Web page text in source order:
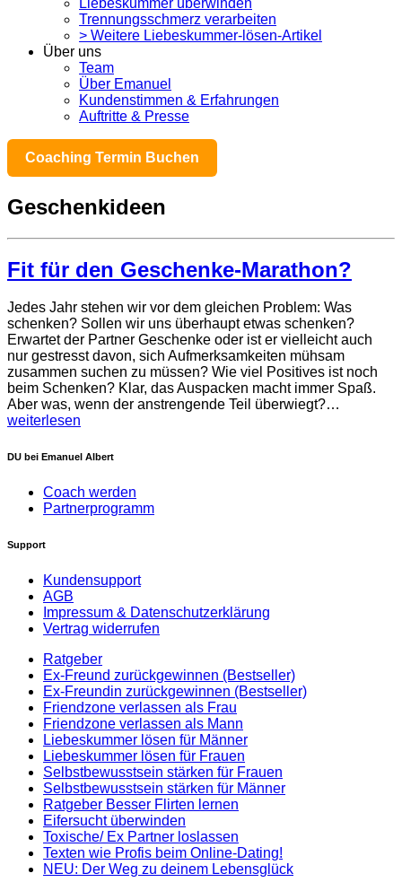
Trennungsschmerz verarbeiten
> Weitere Liebeskummer-lösen-Artikel
Über uns
Team
Über Emanuel
Kundenstimmen & Erfahrungen
Auftritte & Presse
Coaching Termin Buchen
Geschenkideen
Fit für den Geschenke-Marathon?
Jedes Jahr stehen wir vor dem gleichen Problem: Was
schenken? Sollen wir uns überhaupt etwas schenken?
Erwartet der Partner Geschenke oder ist er vielleicht auch
nur gestresst davon, sich Aufmerksamkeiten mühsam
zusammen suchen zu müssen? Wie viel Positives ist noch
beim Schenken? Klar, das Auspacken macht immer Spaß.
Aber was, wenn der anstrengende Teil überwiegt?…
weiterlesen
DU bei Emanuel Albert
Coach werden
Partnerprogramm
Support
Kundensupport
AGB
Impressum & Datenschutzerklärung
Vertrag widerrufen
Ratgeber
Ex-Freund zurückgewinnen (Bestseller)
Ex-Freundin zurückgewinnen (Bestseller)
Friendzone verlassen als Frau
Friendzone verlassen als Mann
Liebeskummer lösen für Männer
Liebeskummer lösen für Frauen
Selbstbewusstsein stärken für Frauen
Selbstbewusstsein stärken für Männer
Ratgeber Besser Flirten lernen
Eifersucht überwinden
Toxische/ Ex Partner loslassen
Texten wie Profis beim Online-Dating!
NEU: Der Weg zu deinem Lebensglück